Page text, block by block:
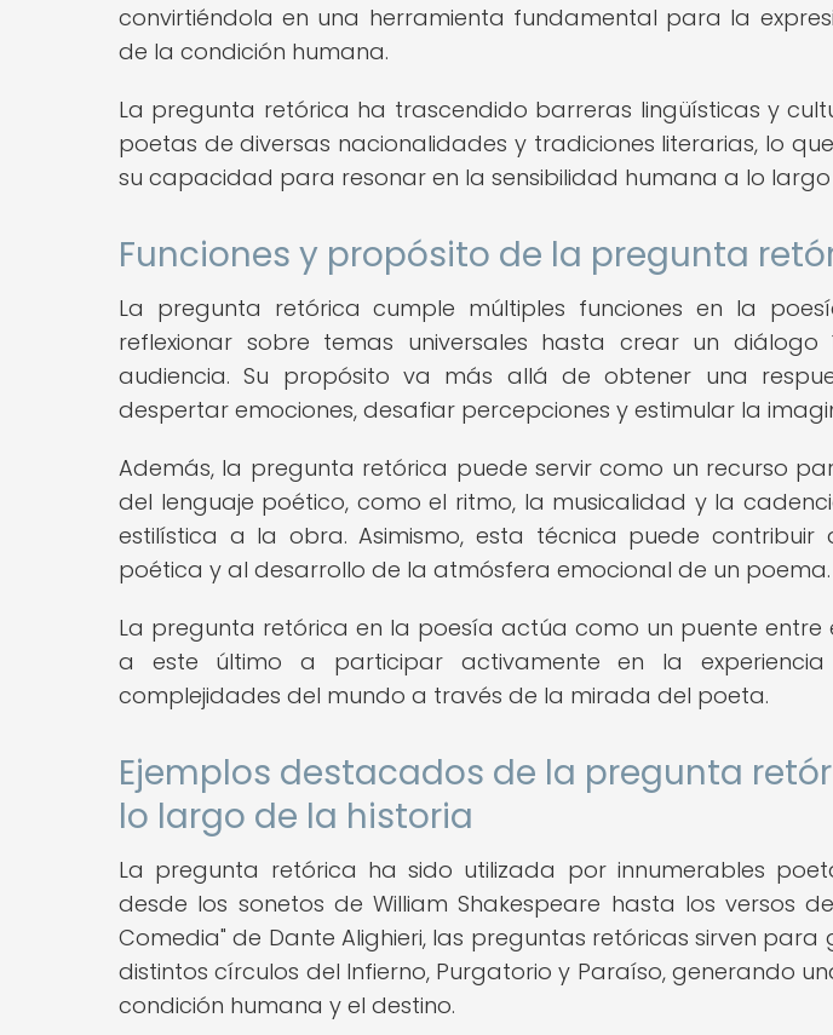
convirtiéndola en una herramienta fundamental para la
de la condición humana.
La pregunta retórica ha trascendido barreras lingüísticas y
poetas de diversas nacionalidades y tradiciones literarias, lo
su capacidad para resonar en la sensibilidad humana a lo
Funciones y propósito de la pregunta
La pregunta retórica cumple múltiples funciones en la
reflexionar sobre temas universales hasta crear un
audiencia. Su propósito va más allá de obtener una
despertar emociones, desafiar percepciones y estimular la
Además, la pregunta retórica puede servir como un recurso
del lenguaje poético, como el ritmo, la musicalidad y la
estilística a la obra. Asimismo, esta técnica puede
poética y al desarrollo de la atmósfera emocional de un poema.
La pregunta retórica en la poesía actúa como un puente entre
a este último a participar activamente en la
complejidades del mundo a través de la mirada del poeta.
Ejemplos destacados de la pregunta
lo largo de la historia
La pregunta retórica ha sido utilizada por innumerables
desde los sonetos de William Shakespeare hasta los versos
Comedia" de Dante Alighieri, las preguntas retóricas sirven
distintos círculos del Infierno, Purgatorio y Paraíso, generando
condición humana y el destino.